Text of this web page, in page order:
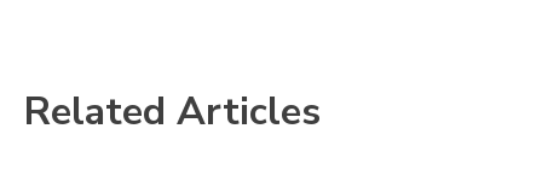
Related Articles